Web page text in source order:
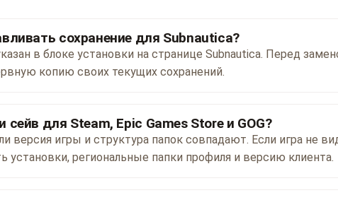
сохранение для Subnautica?
в блоке установки на странице Subnautica. Перед
копию своих текущих сохранений.
сейв для Steam, Epic Games Store и GOG?
версия игры и структура папок совпадают. Если игра не
установки, региональные папки профиля и версию клиента.